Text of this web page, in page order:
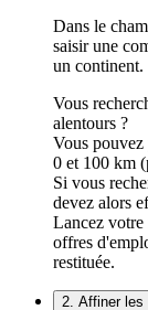
Dans le
saisir une
un continent.
Vous
alentours ?
Vous pouvez
0 et 100 km
Si vous
devez alors
Lancez votre
offres
restituée.
2. Affiner les